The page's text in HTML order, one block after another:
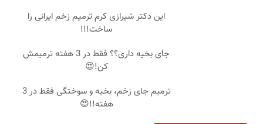
این دکتر شیرازی کرم ترمیم زخم ایرانی را
ساخت!!!
جای بخیه داری؟؟ فقط در 3 هفته ترمیمش
کن!😍
ترمیم جای زخم، بخیه و سوختگی فقط در 3
هفته!!😍